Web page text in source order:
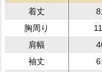
着丈
胸周り
肩幅
袖丈